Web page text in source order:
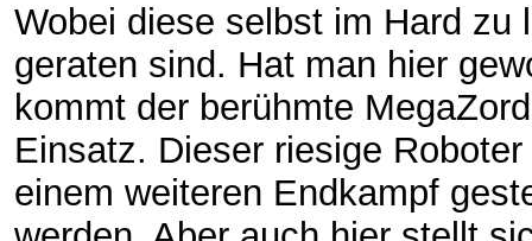
Wobei diese selbst im Hard zu
geraten sind. Hat man hier
kommt der berühmte
Einsatz. Dieser riesige
einem weiteren Endkampf